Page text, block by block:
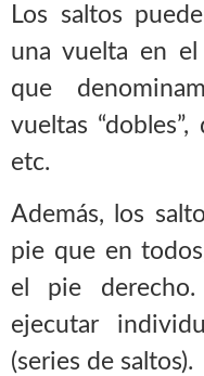
Los saltos
una vuelta en
que
vueltas
etc.
Además, los
pie que en
el pie
ejecutar
(series de saltos).